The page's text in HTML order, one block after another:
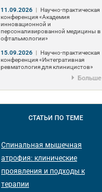
11.09.2026 | Научно-практическая
конференция «Академия
инновационной и
персонализированной медицины в
офтальмологии»
15.09.2026 | Научно-практическая
конференция «Интегративная
ревматология для клиницистов»
Больше
СТАТЬИ ПО ТЕМЕ
Спинальная мышечная
атрофия: клинические
проявления и подходы к
терапии